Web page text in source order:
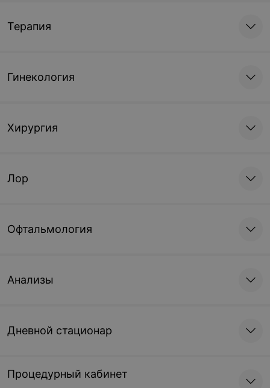
Терапия
Гинекология
Хирургия
Лор
Офтальмология
Анализы
Дневной стационар
Процедурный кабинет